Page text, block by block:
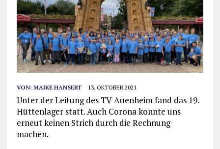
VON: MAIKE HANSERT 13. OKTOBER 2021
Unter der Leitung des TV Auenheim fand das 19.
Hüttenlager statt. Auch Corona konnte uns
erneut keinen Strich durch die Rechnung
machen.